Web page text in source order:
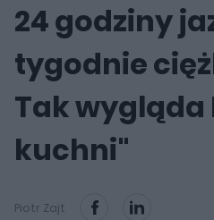
24 godziny
tygodnie
Tak wygląda
kuchni"
Piotr Zajt